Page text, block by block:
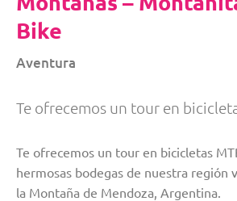
Bike
Aventura
Te ofrecemos un tour en
Te ofrecemos un tour en bicicletas
hermosas bodegas de nuestra región
la Montaña de Mendoza, Argentina.